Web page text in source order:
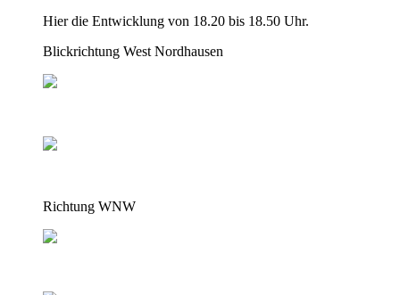
Hier die Entwicklung von 18.20 bis 18.50 Uhr.
Blickrichtung West Nordhausen
Richtung WNW